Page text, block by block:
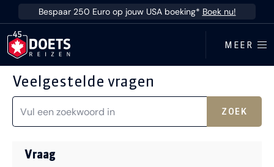
Ga direct naar inhoud
Bespaar 250 Euro op jouw USA boeking* Boek nu!
MEER
Veelgestelde vragen
ZOEK
Vraag